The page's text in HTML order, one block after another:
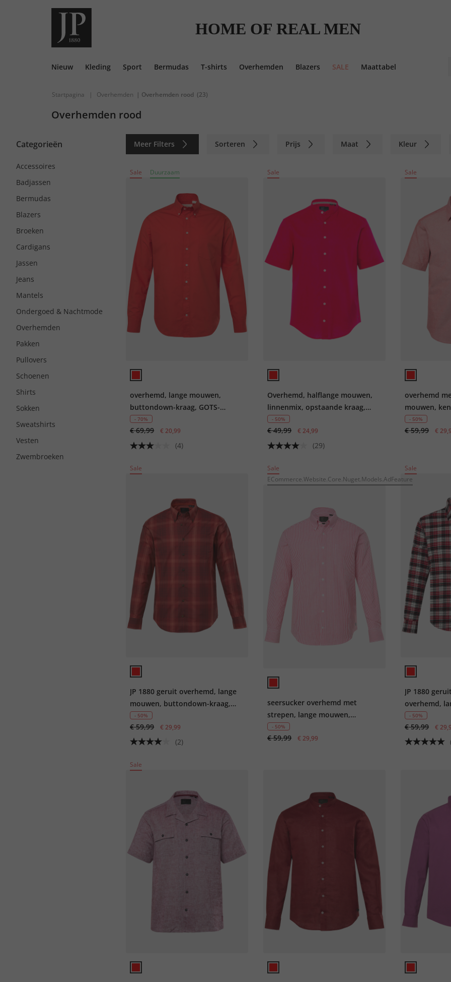
HOME OF REAL MEN
Nieuw Kleding Sport Bermudas T-shirts Overhemden Blazers SALE Maattabel
Startpagina | Overhemden | Overhemden rood (23)
Overhemden rood
Categorieën Meer Filters Sorteren Prijs Maat Kleur
Accessoires
Badjassen
Bermudas
Blazers
Broeken
Cardigans
Jassen
Jeans
Mantels
Ondergoed & Nachtmode
Overhemden
Pakken
Pullovers
Schoenen
Shirts
Sokken
Sweatshirts
Vesten
Zwembroeken
Sale Duurzaam
overhemd, lange mouwen,
buttondown-kraag, GOTS-
gecertificeerd biologisch katoen
- 70%
€ 69,99 € 20,99
(4)
Sale
Overhemd, halflange mouwen,
linnenmix, opstaande kraag,
modern fit
- 50%
€ 49,99 € 24,99
(29)
Sale
overhemd
mouwen,
tot 8XL
- 50%
€ 59,99 €
Sale
JP 1880 geruit overhemd, lange
mouwen, buttondown-kraag,
moderne pasvorm, tot 8XL
- 50%
€ 59,99 € 29,99
(2)
Sale
ECommerce.Website.Core.Nuget.Models.AdFeature
seersucker overhemd met
strepen, lange mouwen,
buttondown kraag, Modern Fit,
tot 8XL
- 50%
€ 59,99 € 29,99
Sale
JP 1880
overhemd,
kentkraag,
- 50%
€ 59,99 €
Sale